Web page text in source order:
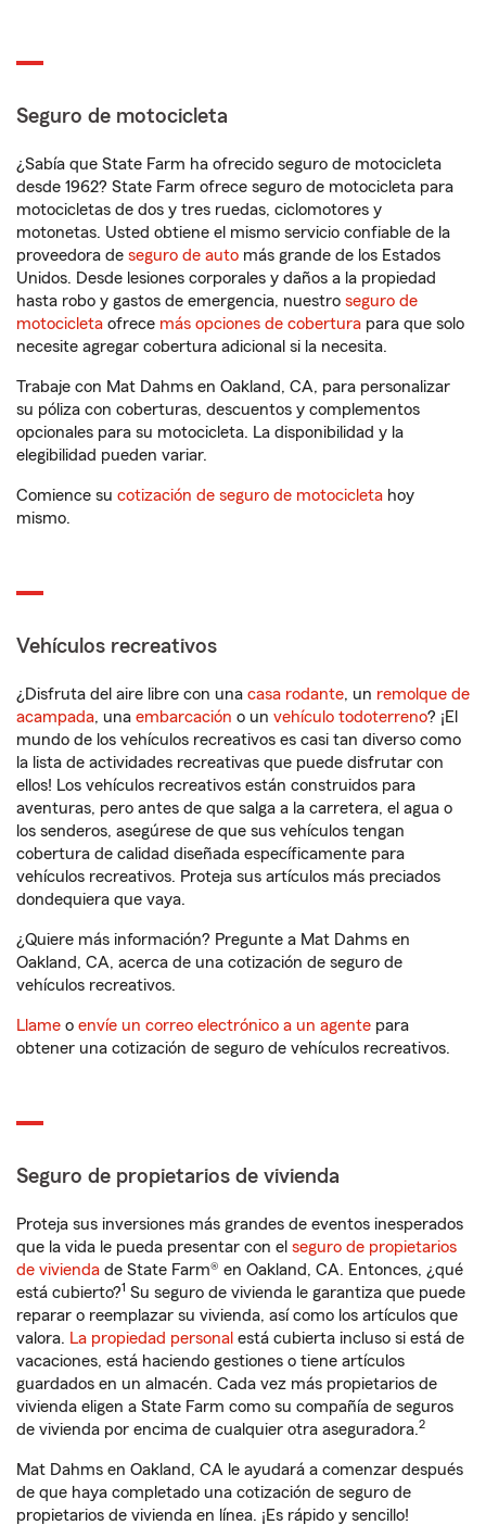
Seguro de motocicleta
¿Sabía que State Farm ha ofrecido seguro de motocicleta
desde 1962? State Farm ofrece seguro de motocicleta para
motocicletas de dos y tres ruedas, ciclomotores y
motonetas. Usted obtiene el mismo servicio confiable de la
proveedora de seguro de auto más grande de los Estados
Unidos. Desde lesiones corporales y daños a la propiedad
hasta robo y gastos de emergencia, nuestro seguro de
motocicleta ofrece más opciones de cobertura para que solo
necesite agregar cobertura adicional si la necesita.
Trabaje con Mat Dahms en Oakland, CA, para personalizar
su póliza con coberturas, descuentos y complementos
opcionales para su motocicleta. La disponibilidad y la
elegibilidad pueden variar.
Comience su cotización de seguro de motocicleta hoy
mismo.
Vehículos recreativos
¿Disfruta del aire libre con una casa rodante, un remolque de
acampada, una embarcación o un vehículo todoterreno? ¡El
mundo de los vehículos recreativos es casi tan diverso como
la lista de actividades recreativas que puede disfrutar con
ellos! Los vehículos recreativos están construidos para
aventuras, pero antes de que salga a la carretera, el agua o
los senderos, asegúrese de que sus vehículos tengan
cobertura de calidad diseñada específicamente para
vehículos recreativos. Proteja sus artículos más preciados
dondequiera que vaya.
¿Quiere más información? Pregunte a Mat Dahms en
Oakland, CA, acerca de una cotización de seguro de
vehículos recreativos.
Llame o envíe un correo electrónico a un agente para
obtener una cotización de seguro de vehículos recreativos.
Seguro de propietarios de vivienda
Proteja sus inversiones más grandes de eventos inesperados
que la vida le pueda presentar con el seguro de propietarios
de vivienda de State Farm® en Oakland, CA. Entonces, ¿qué
está cubierto?1 Su seguro de vivienda le garantiza que puede
reparar o reemplazar su vivienda, así como los artículos que
valora. La propiedad personal está cubierta incluso si está de
vacaciones, está haciendo gestiones o tiene artículos
guardados en un almacén. Cada vez más propietarios de
vivienda eligen a State Farm como su compañía de seguros
de vivienda por encima de cualquier otra aseguradora.2
Mat Dahms en Oakland, CA le ayudará a comenzar después
de que haya completado una cotización de seguro de
propietarios de vivienda en línea. ¡Es rápido y sencillo!